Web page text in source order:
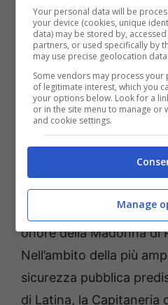
tratto di costa di
ambientale, e per
che induce taluni
violazione delle norme
Nella giornata di
svolta regolarmente,
imposte dell’attuale
tradizionale cerimonia
deposizione in mare
onore della Madonna di
Nell’ambito della più
sicurezza pubblica
di Latina, la Capitaneria
Your personal data will be
your device (cookies, unique
data) may be stored by,
partners, or used specifically by
may use precise geolocation data.
Some vendors may process
of legitimate interest, which you
your options below. Look for a
or in the site menu to manage or
and cookie settings.
Manage